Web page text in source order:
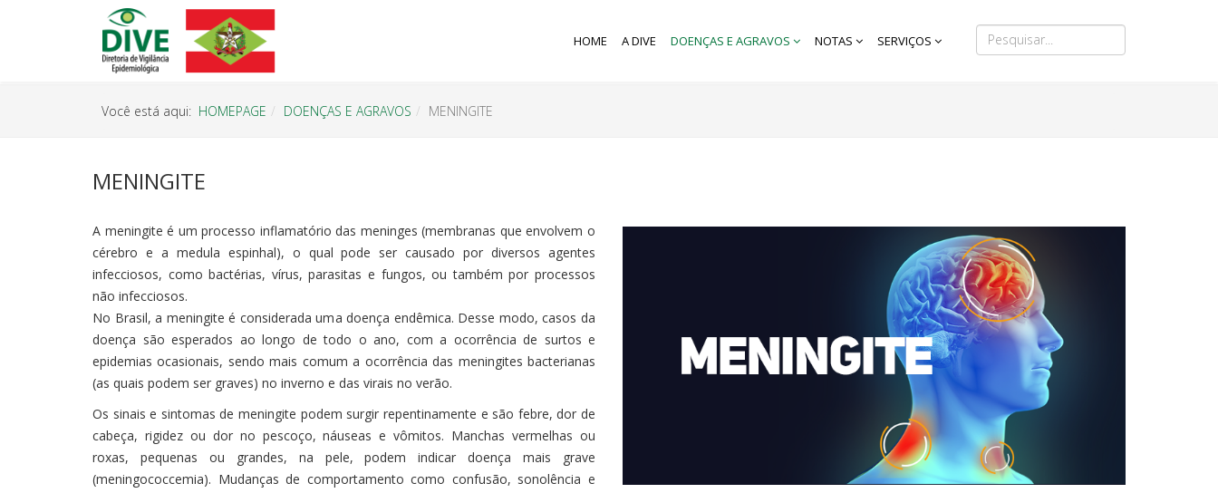
HOME A DIVE DOENÇAS E AGRAVOS NOTAS SERVIÇOS
Você está aqui: HOMEPAGE DOENÇAS E AGRAVOS MENINGITE
MENINGITE
A meningite é um processo inflamatório das meninges (membranas que envolvem o
cérebro e a medula espinhal), o qual pode ser causado por diversos agentes
infecciosos, como bactérias, vírus, parasitas e fungos, ou também por processos
não infecciosos.
No Brasil, a meningite é considerada uma doença endêmica. Desse modo, casos da
doença são esperados ao longo de todo o ano, com a ocorrência de surtos e
epidemias ocasionais, sendo mais comum a ocorrência das meningites bacterianas
(as quais podem ser graves) no inverno e das virais no verão.
Os sinais e sintomas de meningite podem surgir repentinamente e são febre, dor de
cabeça, rigidez ou dor no pescoço, náuseas e vômitos. Manchas vermelhas ou
roxas, pequenas ou grandes, na pele, podem indicar doença mais grave
(meningococcemia). Mudanças de comportamento como confusão, sonolência e